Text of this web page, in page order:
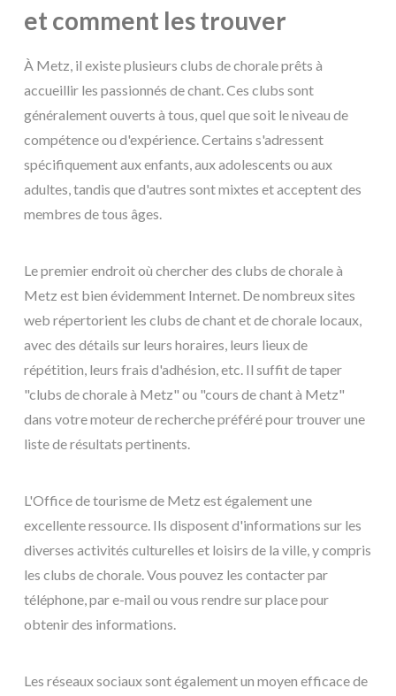
et comment les trouver
À Metz, il existe plusieurs clubs de chorale prêts à
accueillir les passionnés de chant. Ces clubs sont
généralement ouverts à tous, quel que soit le niveau de
compétence ou d'expérience. Certains s'adressent
spécifiquement aux enfants, aux adolescents ou aux
adultes, tandis que d'autres sont mixtes et acceptent des
membres de tous âges.
Le premier endroit où chercher des clubs de chorale à
Metz est bien évidemment Internet. De nombreux sites
web répertorient les clubs de chant et de chorale locaux,
avec des détails sur leurs horaires, leurs lieux de
répétition, leurs frais d'adhésion, etc. Il suffit de taper
"clubs de chorale à Metz" ou "cours de chant à Metz"
dans votre moteur de recherche préféré pour trouver une
liste de résultats pertinents.
L'Office de tourisme de Metz est également une
excellente ressource. Ils disposent d'informations sur les
diverses activités culturelles et loisirs de la ville, y compris
les clubs de chorale. Vous pouvez les contacter par
téléphone, par e-mail ou vous rendre sur place pour
obtenir des informations.
Les réseaux sociaux sont également un moyen efficace de